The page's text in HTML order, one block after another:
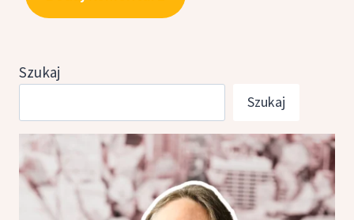
Szukaj
Szukaj